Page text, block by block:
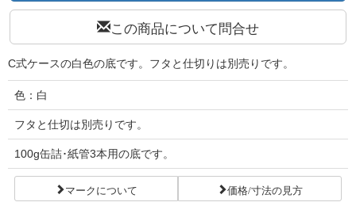
この商品について問合せ
C式ケースの白色の底です。フタと仕切りは別売りです。
色：白
フタと仕切は別売りです。
100g缶詰･紙管3本用の底です。
マークについて 価格/寸法の見方